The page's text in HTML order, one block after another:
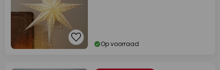
Op voorraad